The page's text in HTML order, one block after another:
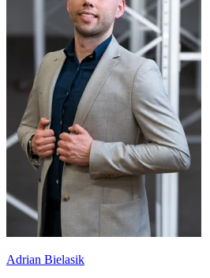
Adrian Bielasik